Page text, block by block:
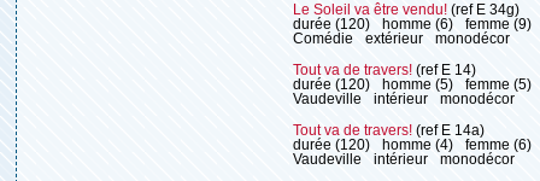
Le Soleil va être vendu! (ref E 34g)
durée (120)
homme (6)
femme (9)
Comédie
extérieur monodécor
Tout va de travers! (ref E 14)
durée (120)
homme (5)
femme (5)
Vaudeville
intérieur monodécor
Tout va de travers! (ref E 14a)
durée (120)
homme (4)
femme (6)
Vaudeville
intérieur monodécor